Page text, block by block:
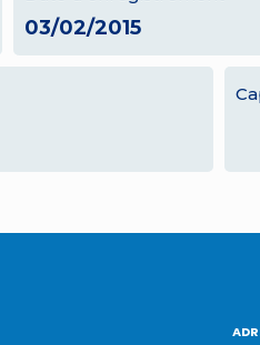
03/02/2015